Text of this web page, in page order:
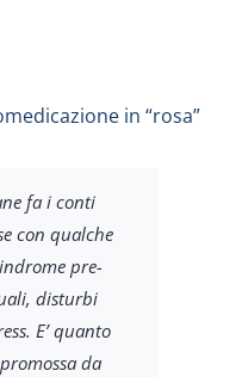
in “rosa”
fa i conti
con qualche
pre-
disturbi
E’ quanto
da